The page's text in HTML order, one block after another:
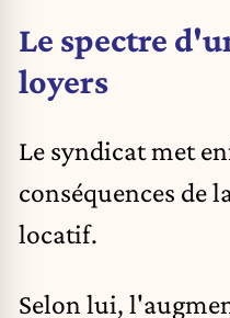
Le spectre
loyers
Le syndicat met
conséquences de
locatif.
Selon lui,